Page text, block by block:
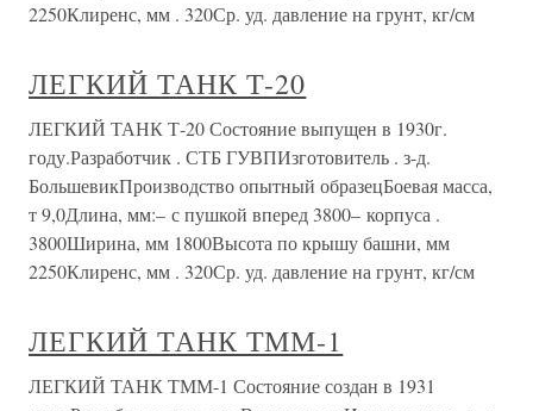
2250Клиренс, мм . 320Ср. уд. давление на грунт, кг/см
ЛЕГКИЙ ТАНК Т-20
ЛЕГКИЙ ТАНК Т-20 Состояние выпущен в 1930г.
году.Разработчик . СТБ ГУВПИзготовитель . з-д.
БольшевикПроизводство опытный образецБоевая масса,
т 9,0Длина, мм:– с пушкой вперед 3800– корпуса .
3800Ширина, мм 1800Высота по крышу башни, мм
2250Клиренс, мм . 320Ср. уд. давление на грунт, кг/см
ЛЕГКИЙ ТАНК ТММ-1
ЛЕГКИЙ ТАНК ТММ-1 Состояние создан в 1931